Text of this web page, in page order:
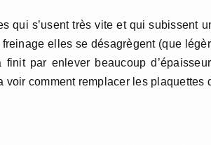
qui s’usent très vite et qui subissent
elles se désagrègent (que
par enlever beaucoup
voir comment remplacer les plaquettes